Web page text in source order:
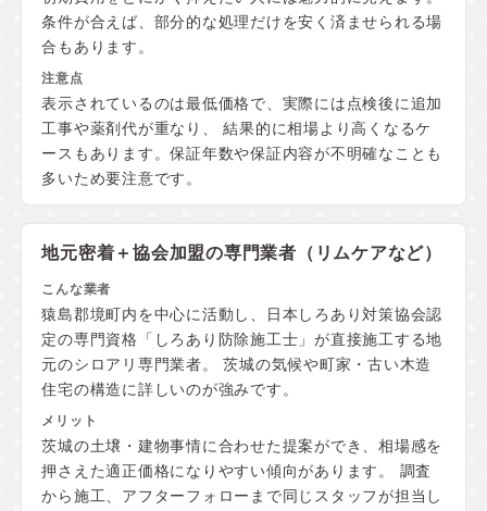
条件が合えば、部分的な処理だけを安く済ませられる場
合もあります。
表示されているのは最低価格で、実際には点検後に追加
工事や薬剤代が重なり、 結果的に相場より高くなるケ
ースもあります。保証年数や保証内容が不明確なことも
多いため要注意です。
地元密着＋協会加盟の専門業者（リムケアなど）
猿島郡境町内を中心に活動し、日本しろあり対策協会認
定の専門資格「しろあり防除施工士」が直接施工する地
元のシロアリ専門業者。 茨城の気候や町家・古い木造
住宅の構造に詳しいのが強みです。
茨城の土壌・建物事情に合わせた提案ができ、相場感を
押さえた適正価格になりやすい傾向があります。 調査
から施工、アフターフォローまで同じスタッフが担当し